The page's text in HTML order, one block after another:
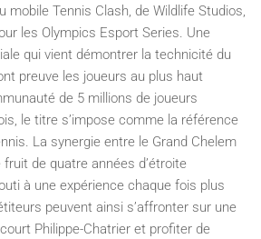
mobile Tennis Clash, de Wildlife Studios,
les Olympics Esport Series. Une
qui vient démontrer la technicité du
preuve les joueurs au plus haut
de 5 millions de joueurs
le titre s’impose comme la référence
La synergie entre le Grand Chelem
de quatre années d’étroite
à une expérience chaque fois plus
peuvent ainsi s’affronter sur une
Philippe-Chatrier et profiter de